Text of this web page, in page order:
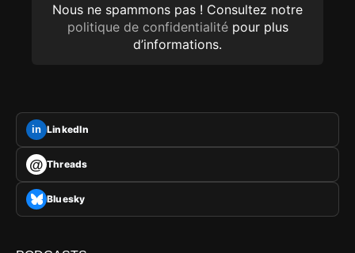
Nous ne spammons pas ! Consultez notre
politique de confidentialitépour plus
d’informations.
in LinkedIn
@ Threads
Bluesky